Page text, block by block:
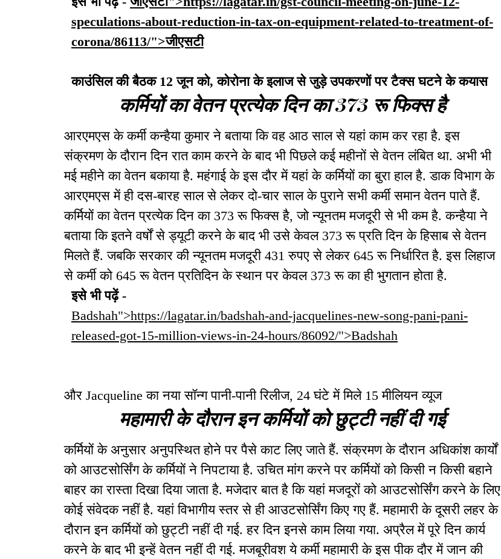
speculations-about-reduction-in-tax-on-equipment-related-to-treatment-of-
corona/86113/">जीएसटी
काउंसिल की बैठक 12 जून को, कोरोना के इलाज से जुड़े उपकरणों पर टैक्स घटने के कयास
कर्मियों का वेतन प्रत्येक दिन का 373 रू फिक्स है
आरएमएस के कर्मी कन्हैया कुमार ने बताया कि वह आठ साल से यहां काम कर रहा है. इस
संक्रमण के दौरान दिन रात काम करने के बाद भी पिछले कई महीनों से वेतन लंबित था. अभी भी
मई महीने का वेतन बकाया है. महंगाई के इस दौर में यहां के कर्मियों का बुरा हाल है. डाक विभाग के
आरएमएस में ही दस-बारह साल से लेकर दो-चार साल के पुराने सभी कर्मी समान वेतन पाते हैं.
कर्मियों का वेतन प्रत्येक दिन का 373 रू फिक्स है, जो न्यूनतम मजदूरी से भी कम है. कन्हैया ने
बताया कि इतने वर्षों से ड्यूटी करने के बाद भी उसे केवल 373 रू प्रति दिन के हिसाब से वेतन
मिलते हैं. जबकि सरकार की न्यूनतम मजदूरी 431 रुपए से लेकर 645 रू निर्धारित है. इस लिहाज
से कर्मी को 645 रू वेतन प्रतिदिन के स्थान पर केवल 373 रू का ही भुगतान होता है.
इसे भी पढ़ें -
Badshah">https://lagatar.in/badshah-and-jacquelines-new-song-pani-pani-
released-got-15-million-views-in-24-hours/86092/">Badshah
और Jacqueline का नया सॉन्ग पानी-पानी रिलीज, 24 घंटे में मिले 15 मीलियन व्यूज
महामारी के दौरान इन कर्मियों को छुट्टी नहीं दी गई
कर्मियों के अनुसार अनुपस्थित होने पर पैसे काट लिए जाते हैं. संक्रमण के दौरान अधिकांश कार्यों
को आउटसोर्सिंग के कर्मियों ने निपटाया है. उचित मांग करने पर कर्मियों को किसी न किसी बहाने
बाहर का रास्ता दिखा दिया जाता है. मजेदार बात है कि यहां मजदूरों को आउटसोर्सिंग करने के लिए
कोई संवेदक नहीं है. यहां विभागीय स्तर से ही आउटसोर्सिंग किए गए हैं. महामारी के दूसरी लहर के
दौरान इन कर्मियों को छुट्टी नहीं दी गई. हर दिन इनसे काम लिया गया. अप्रैल में पूरे दिन कार्य
करने के बाद भी इन्हें वेतन नहीं दी गई. मजबूरीवश ये कर्मी महामारी के इस पीक दौर में जान की